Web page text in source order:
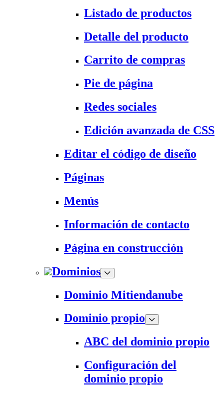
Listado de productos
Detalle del producto
Carrito de compras
Pie de página
Redes sociales
Edición avanzada de CSS
Editar el código de diseño
Páginas
Menús
Información de contacto
Página en construcción
Dominios
Dominio Mitiendanube
Dominio propio
ABC del dominio propio
Configuración del
dominio propio